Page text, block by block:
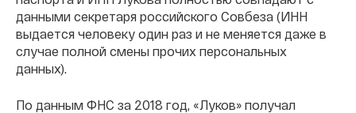
данными секретаря российского Совбеза (ИНН
выдается человеку один раз и не меняется даже в
случае полной смены прочих персональных
данных).
По данным ФНС за 2018 год, «Луков» получал